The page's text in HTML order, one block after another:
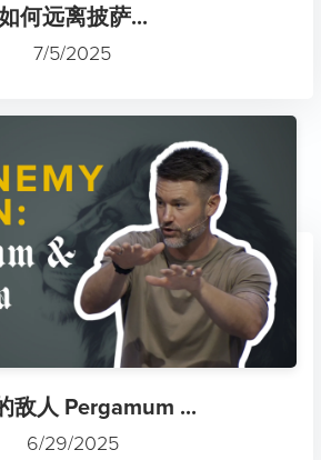
何远离披萨...
7/5/2025
敌人 Pergamum ...
6/29/2025